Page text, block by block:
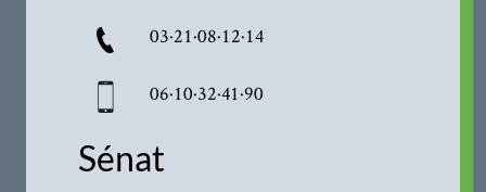
03·21·08·12·14
06·10·32·41·90
Sénat